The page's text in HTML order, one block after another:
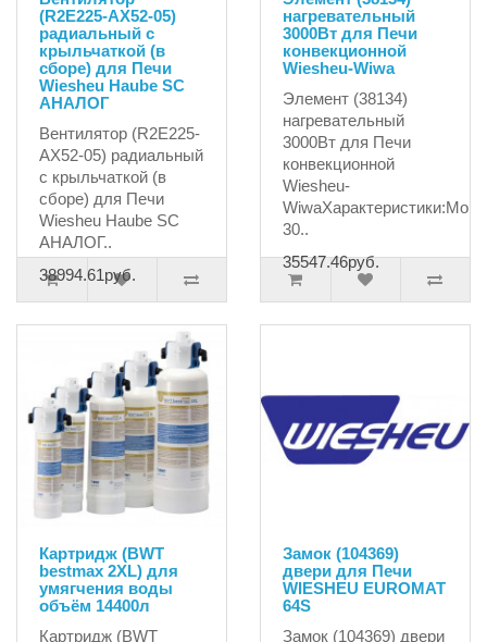
(R2E225-AX52-05)
радиальный с
крыльчаткой (в
сборе) для Печи
Wiesheu Haube SC
АНАЛОГ
Вентилятор (R2E225-
AX52-05) радиальный
с крыльчаткой (в
сборе) для Печи
Wiesheu Haube SC
АНАЛОГ..
38994.61руб.
нагревательный
3000Вт для Печи
конвекционной
Wiesheu-Wiwa
Элемент (38134)
нагревательный
3000Вт для Печи
конвекционной
Wiesheu-
30..
35547.46руб.
Картридж (BWT
bestmax 2XL) для
умягчения воды
объём 14400л
Картридж (BWT
Замок (104369)
двери для Печи
WIESHEU EUROMAT
64S
Замок (104369) двери